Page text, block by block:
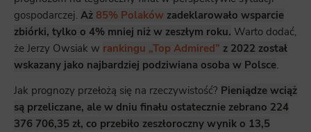
gospodarczej. Aż 85% Polaków zadeklarowało wsparcie
zbiórki, tylko o 4% mniej niż w zeszłym roku. Warto dodać,
że Jerzy Owsiak w rankingu „Top Admired” z 2022 został
wskazany jako najbardziej podziwiana osoba w Polsce.
Jak prognozy przełożą się na rzeczywistość? Pieniądze wciąż
są przeliczane, ale w dniu finału ostatecznie zebrano 224
376 706,35 zł, co przebiło zeszłoroczny wynik o 13,5